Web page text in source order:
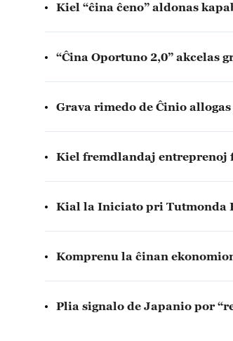
Kiel “ĉina ĉeno” aldonas
“Ĉina Oportuno 2,0” akcelas
Grava rimedo de Ĉinio
Kiel fremdlandaj entreprenoj
Kial la Iniciato pri Tutmonda
Komprenu la ĉinan
Plia signalo de Japanio por